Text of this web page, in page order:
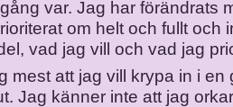
var. Jag har förändrats
om helt och fullt och
vad jag vill och vad jag
mest att jag vill krypa in i en
Jag känner inte att jag